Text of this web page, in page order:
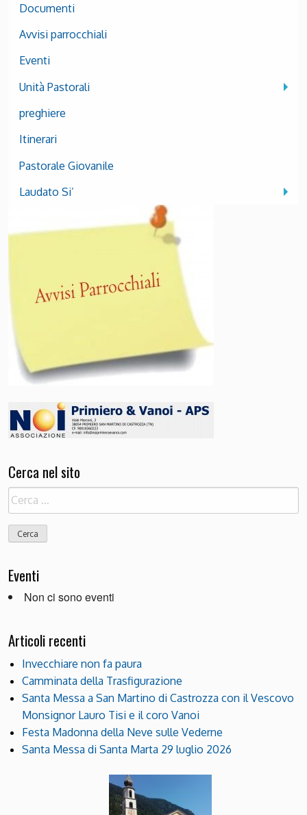
Documenti
Avvisi parrocchiali
Eventi
Unità Pastorali
preghiere
Itinerari
Pastorale Giovanile
Laudato Si’
Cerca nel sito
Ricerca
per:
Eventi
Non ci sono eventi
Articoli recenti
Invecchiare non fa paura
Camminata della Trasfigurazione
Santa Messa a San Martino di Castrozza con il Vescovo
Monsignor Lauro Tisi e il coro Vanoi
Festa Madonna della Neve sulle Vederne
Santa Messa di Santa Marta 29 luglio 2026